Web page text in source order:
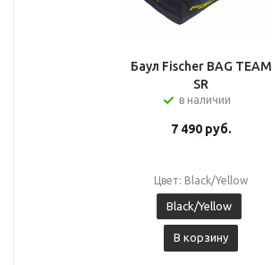
Баул Fischer BAG TEAM
SR
в наличии
7 490руб.
Цвет: Black/Yellow
Black/Yellow
В корзину